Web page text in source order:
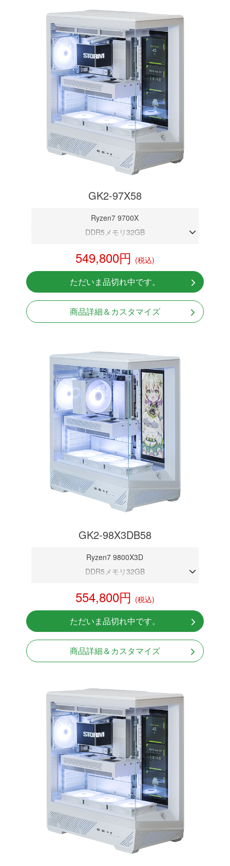
GK2-97X58
Ryzen7 9700X
DDR5メモリ32GB
NVMeSSD 1TB
無線LAN Bluetooth対応
Windows11 Home 64bit
LCDスクリーン搭載
549,800円 (税込)
ただいま品切れ中です。
商品詳細＆カスタマイズ
GK2-98X3DB58
Ryzen7 9800X3D
DDR5メモリ32GB
NVMeSSD 1TB
無線LAN Bluetooth対応
Windows11 Home 64bit
LCDスクリーン搭載
554,800円 (税込)
ただいま品切れ中です。
商品詳細＆カスタマイズ